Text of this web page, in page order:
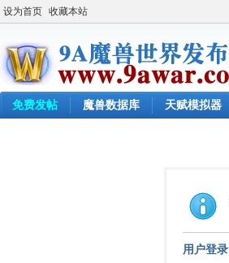
设为首页 收藏本站
免费发帖 魔兽数据库 天赋模拟器
用户登录